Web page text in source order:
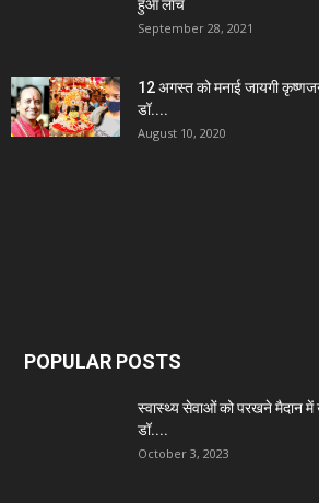
हुआ लांच
September 28, 2021
12 अगस्त को मनाई जायगी
डॉ....
August 10, 2020
POPULAR POSTS
स्वास्थ्य सेवाओं को परखने मैदान में
डॉ....
October 3, 2023